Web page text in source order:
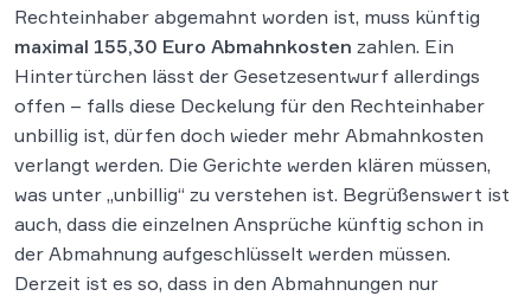
Rechteinhaber abgemahnt worden ist, muss künftig
maximal 155,30 Euro Abmahnkosten zahlen. Ein
Hintertürchen lässt der Gesetzesentwurf allerdings
offen – falls diese Deckelung für den Rechteinhaber
unbillig ist, dürfen doch wieder mehr Abmahnkosten
verlangt werden. Die Gerichte werden klären müssen,
was unter „unbillig“ zu verstehen ist. Begrüßenswert ist
auch, dass die einzelnen Ansprüche künftig schon in
der Abmahnung aufgeschlüsselt werden müssen.
Derzeit ist es so, dass in den Abmahnungen nur